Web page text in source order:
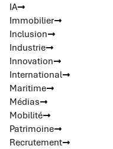
IA
Immobilier
Inclusion
Industrie
Innovation
International
Maritime
Médias
Mobilité
Patrimoine
Recrutement